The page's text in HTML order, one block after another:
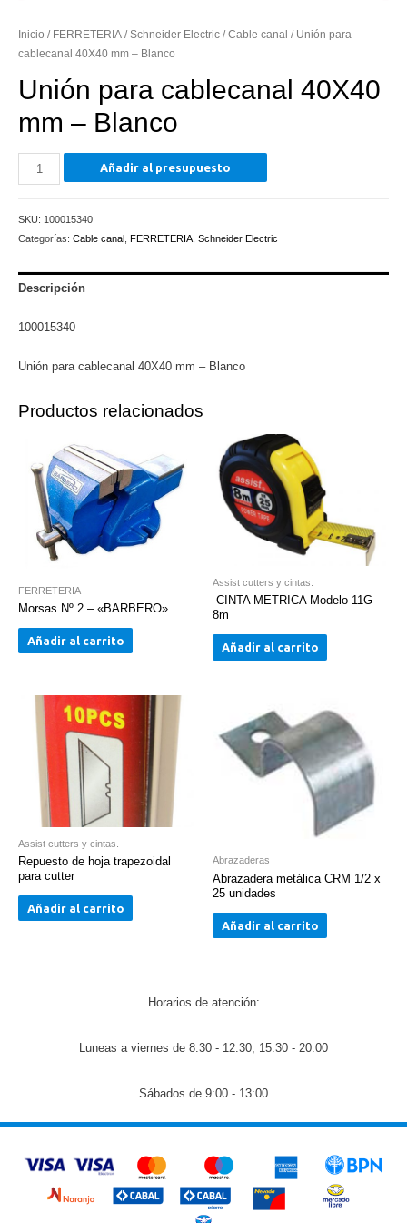
Inicio / FERRETERIA /Schneider Electric /Cable canal / Unión para
cablecanal 40X40 mm – Blanco
Unión para cablecanal 40X40
mm – Blanco
Unión
para
40X40
mm
Blanco
Añadir al presupuesto
SKU: 100015340
Categorías: Cable canal FERRETERIA Schneider Electric
Descripción
100015340
Unión para cablecanal 40X40 mm – Blanco
Productos relacionados
FERRETERIA
Morsas Nº 2 – «BARBERO»
Añadir al carrito
Assist cutters y cintas.
CINTA METRICA Modelo 11G
8m
Añadir al carrito
Assist cutters y cintas.
Repuesto de hoja trapezoidal
para cutter
Añadir al carrito
Abrazaderas
Abrazadera metálica CRM 1/2 x
25 unidades
Añadir al carrito
Horarios de atención:
Luneas a viernes de 8:30 - 12:30, 15:30 - 20:00
Sábados de 9:00 - 13:00